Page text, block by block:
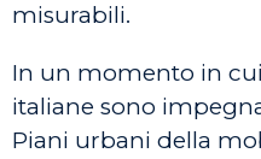
misurabili.
In un momento in
italiane sono
Piani urbani della